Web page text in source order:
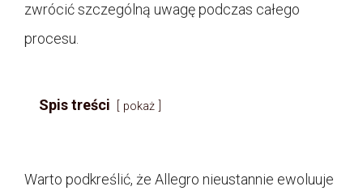
zwrócić szczególną uwagę podczas całego
procesu.
Spis treści pokaż
Warto podkreślić, że Allegro nieustannie ewoluuje